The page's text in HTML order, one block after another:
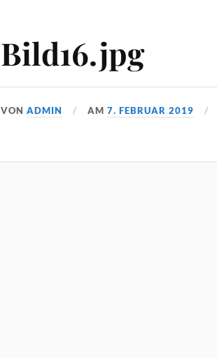
Bild16.jpg
VONADMIN AM7. FEBRUAR 2019